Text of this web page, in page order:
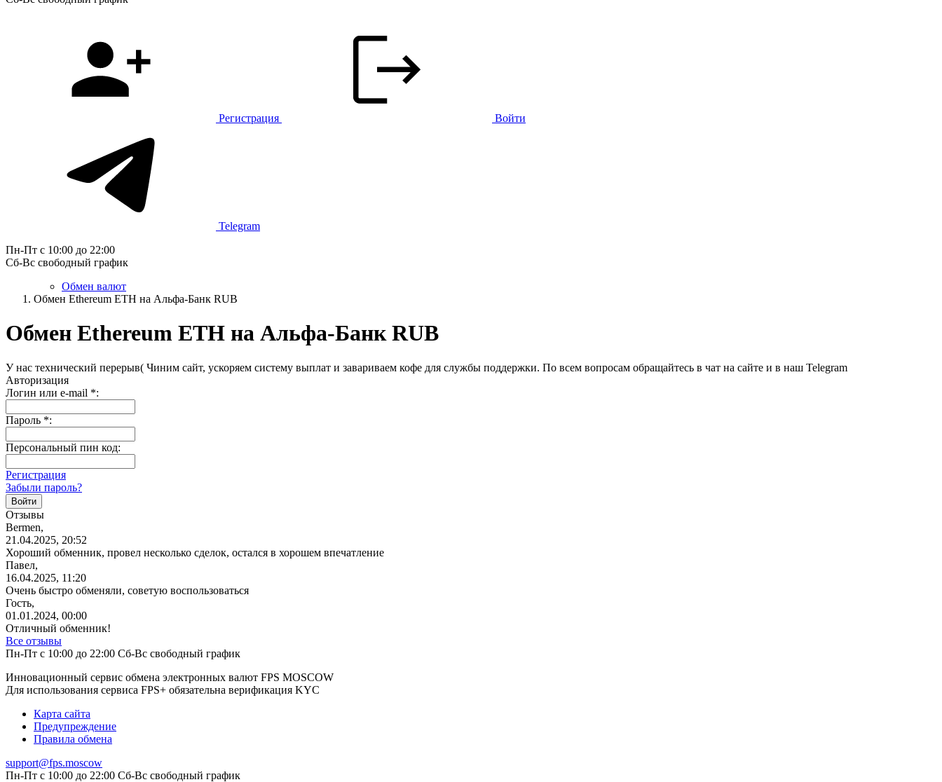
Регистрация Войти
Telegram
Пн-Пт с 10:00 до 22:00
Сб-Вс свободный график
Обмен валют
Обмен Ethereum ETH на Альфа-Банк RUB
Обмен Ethereum ETH на Альфа-Банк RUB
У нас технический перерыв( Чиним сайт, ускоряем систему выплат и завариваем кофе для службы поддержки. По всем вопросам обращайтесь в чат на сайте и в наш Telegram
Авторизация
Логин или e-mail *:
Пароль *:
Персональный пин код:
Регистрация
Забыли пароль?
Отзывы
Bermen,
21.04.2025, 20:52
Хороший обменник, провел несколько сделок, остался в хорошем впечатление
Павел,
16.04.2025, 11:20
Очень быстро обменяли, советую воспользоваться
Гость,
01.01.2024, 00:00
Отличный обменник!
Все отзывы
Пн-Пт с 10:00 до 22:00 Сб-Вс свободный график
Инновационный сервис обмена электронных валют FPS MOSCOW
Для использования сервиса FPS+ обязательна верификация KYC
Карта сайта
Предупреждение
Правила обмена
support@fps.moscow
Пн-Пт с 10:00 до 22:00 Сб-Вс свободный график